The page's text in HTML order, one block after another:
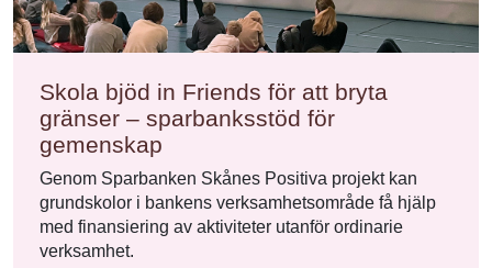
Skola bjöd in Friends för att bryta
gränser – sparbanksstöd för
gemenskap
Genom Sparbanken Skånes Positiva projekt kan
grundskolor i bankens verksamhetsområde få hjälp
med finansiering av aktiviteter utanför ordinarie
verksamhet.